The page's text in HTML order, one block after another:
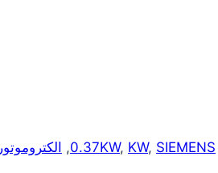
0.37KW, KW, SIEMENS
, الکتروموتور